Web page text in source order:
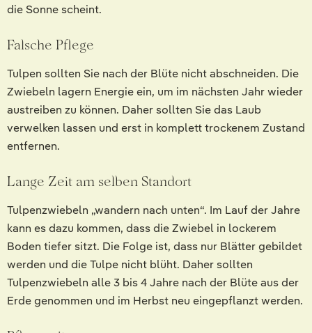
die Sonne scheint.
Falsche Pflege
Tulpen sollten Sie nach der Blüte nicht abschneiden. Die
Zwiebeln lagern Energie ein, um im nächsten Jahr wieder
austreiben zu können. Daher sollten Sie das Laub
verwelken lassen und erst in komplett trockenem Zustand
entfernen.
Lange Zeit am selben Standort
Tulpenzwiebeln „wandern nach unten“. Im Lauf der Jahre
kann es dazu kommen, dass die Zwiebel in lockerem
Boden tiefer sitzt. Die Folge ist, dass nur Blätter gebildet
werden und die Tulpe nicht blüht. Daher sollten
Tulpenzwiebeln alle 3 bis 4 Jahre nach der Blüte aus der
Erde genommen und im Herbst neu eingepflanzt werden.